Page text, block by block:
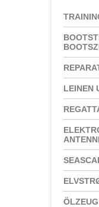
LEINEN
ÖLZEUG